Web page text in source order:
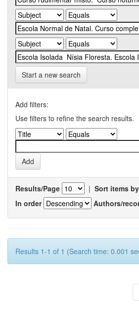
Start a new search
Add filters:
Use filters to refine the search results.
Results/Page | Sort items by
In order
Authors/
Results 1-1 of 1 (Search time: 0.001